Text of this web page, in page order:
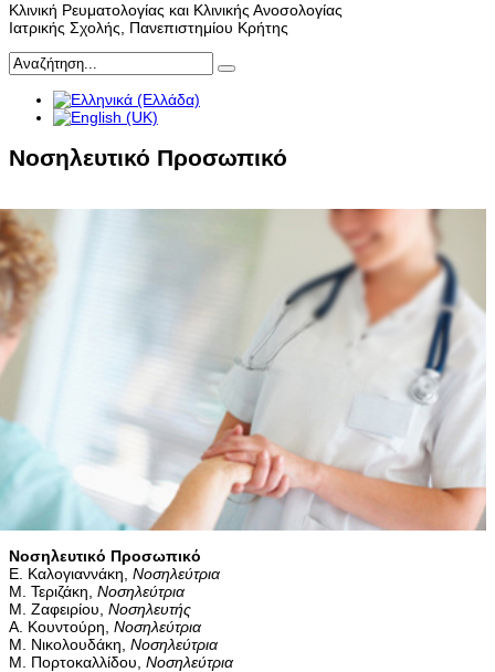
Κλινική Ρευματολογίας και Κλινικής Ανοσολογίας
Ιατρικής Σχολής, Πανεπιστημίου Κρήτης
Νοσηλευτικό Προσωπικό
Νοσηλευτικό Προσωπικό
Ε. Καλογιαννάκη, Νοσηλεύτρια
Μ. Τεριζάκη, Νοσηλεύτρια
Μ. Ζαφειρίου, Νοσηλευτής
Α. Κουντούρη, Νοσηλεύτρια
M. Νικολουδάκη, Νοσηλεύτρια
M. Πορτοκαλλίδου, Νοσηλεύτρια